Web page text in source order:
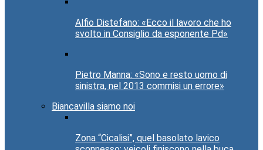
Alfio Distefano: «Ecco il lavoro che ho
svolto in Consiglio da esponente Pd»
Pietro Manna: «Sono e resto uomo di
sinistra, nel 2013 commisi un errore»
Biancavilla siamo noi
Zona “Cicalisi”, quel basolato lavico